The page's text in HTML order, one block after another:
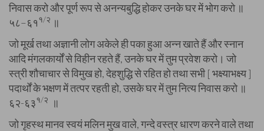
निवास करो और पूर्ण रूप से अनन्यबुद्धि होकर उनके घर में भोग करो ॥
५८–६११/२ ॥
जो मूर्ख तथा अज्ञानी लोग अकेले ही पका हुआ अन्न खाते हैं और स्नान
आदि मंगलकार्यों से विहीन रहते हैं, उनके घर में तुम प्रवेश करो। जो
स्त्री शौचाचार से विमुख हो, देहशुद्धि से रहित हो तथा सभी [ भक्ष्याभक्ष्य ]
पदार्थों के भक्षण में तत्पर रहती हो, उसके घर में तुम नित्य निवास करो ॥
६२-६३१/२
॥
जो गृहस्थ मानव स्वयं मलिन मुख वाले, गन्दे वस्त्र धारण करने वाले तथा